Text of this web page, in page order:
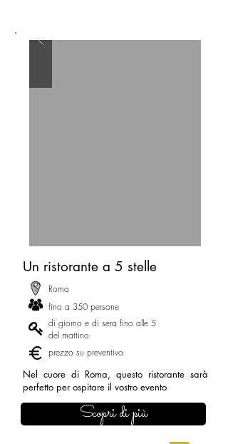
Un ristorante a 5 stelle
Roma
fino a 350 persone
di giorno e di sera fino alle 5
del mattino
prezzo su preventivo
Nel cuore di Roma, questo ristorante sarà
perfetto per ospitare il vostro evento
Scopri di più